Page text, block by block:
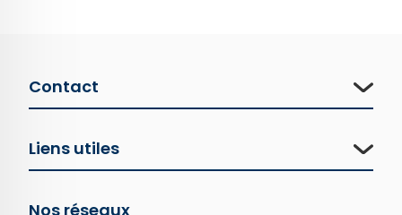
Contact
Liens utiles
Nos réseaux